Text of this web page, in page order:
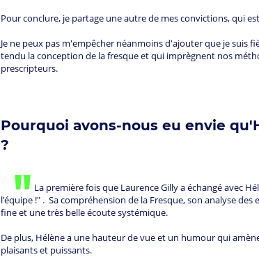
Pour conclure, je partage une autre de mes convictions, qui
Je ne peux pas m'empêcher néanmoins d'ajouter que je
tendu la conception de la fresque et qui imprègnent nos
prescripteurs.
Pourquoi avons-nous eu envie
?
La première fois que Laurence Gilly a échangé avec
l’équipe !" . Sa compréhension de la Fresque, son analyse
fine et une très belle écoute systémique.
De plus, Hélène a une hauteur de vue et un humour qui
plaisants et puissants.
"